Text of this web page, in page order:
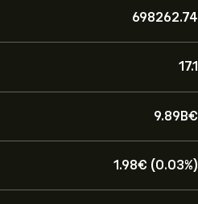
698262.74
17.1
9.89B‎€‎
1.98‎€‎ (0.03%)